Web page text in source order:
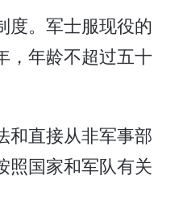
度。军士服现役的
，年龄不超过五十
和直接从非军事部
照国家和军队有关